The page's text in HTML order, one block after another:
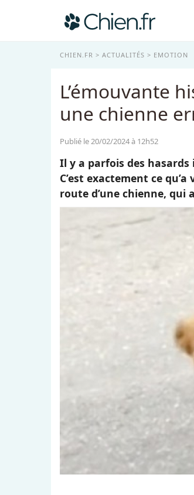
CHIEN.FR ACTUALITÉS EMOTION
L’émouvante
une chienne
Publié le 20/02/2024 à 12h52
Il y a parfois des
C’est exactement ce
route d’une chienne, qui